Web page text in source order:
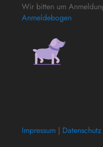
Wir bitten um
Anmeldebogen
Impressum| Datenschutz